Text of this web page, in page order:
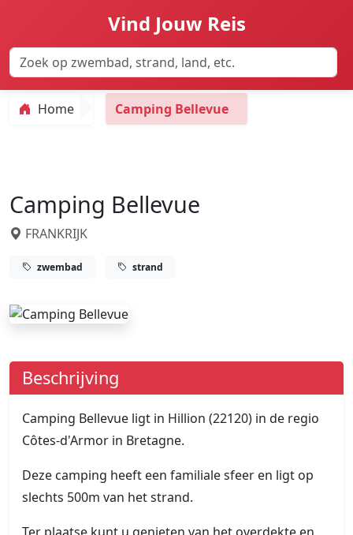
Vind Jouw Reis
Home Camping Bellevue
Camping Bellevue
FRANKRIJK
zwembad strand
Beschrijving
Camping Bellevue ligt in Hillion (22120) in de regio
Côtes-d'Armor in Bretagne.
Deze camping heeft een familiale sfeer en ligt op
slechts 500m van het strand.